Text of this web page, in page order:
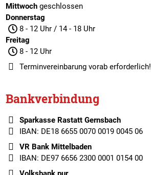
Mittwochgeschlossen
Donnerstag
8 - 12 Uhr / 14 - 18 Uhr
Freitag
8 - 12 Uhr
Terminvereinbarungvorab erforderlich!
Bankverbindung
Sparkasse Rastatt Gernsbach
IBAN: DE18 6655 0070 0019 0045 06
VR Bank Mittelbaden
IBAN: DE97 6656 2300 0001 0154 00